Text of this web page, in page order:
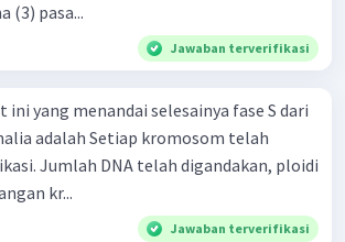
ploidi tetap sama (3) pasa...
Jawaban terverifikasi
yang menandai selesainya fase S dari
kromosom telah
ploidi
Pasangan kr...
Jawaban terverifikasi